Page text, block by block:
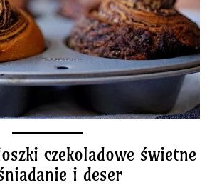
Przetwory
Posiłki
Kuchnie świata
czekoladowe świetne
i deser